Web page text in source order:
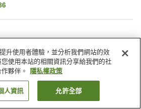
Spa／美容沙龍
商店
找客房
升使用者體驗，並分析我們網站的效
使用本站的相關資訊分享給我們的社
夥伴。
隱私權政策
人資訊 允許全部